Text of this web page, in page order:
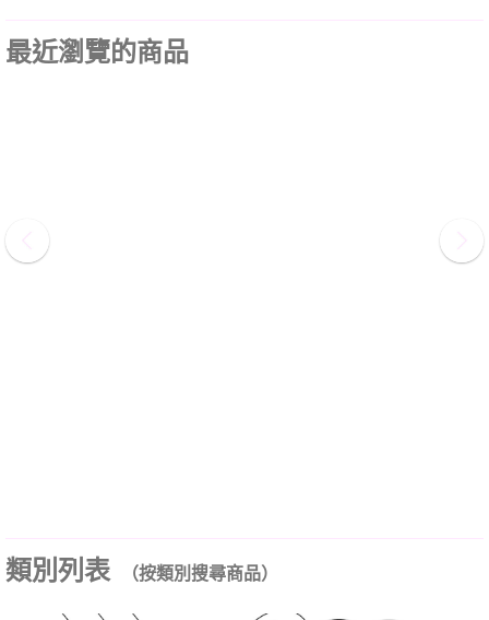
最近瀏覽的商品
類別列表 （按類別搜尋商品）